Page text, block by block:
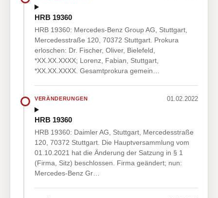
HRB 19360
HRB 19360: Mercedes-Benz Group AG, Stuttgart,
Mercedesstraße 120, 70372 Stuttgart. Prokura
erloschen: Dr. Fischer, Oliver, Bielefeld,
*XX.XX.XXXX; Lorenz, Fabian, Stuttgart,
*XX.XX.XXXX. Gesamtprokura gemein…
VERÄNDERUNGEN 01.02.2022
HRB 19360
HRB 19360: Daimler AG, Stuttgart, Mercedesstraße
120, 70372 Stuttgart. Die Hauptversammlung vom
01.10.2021 hat die Änderung der Satzung in § 1
(Firma, Sitz) beschlossen. Firma geändert; nun:
Mercedes-Benz Gr…